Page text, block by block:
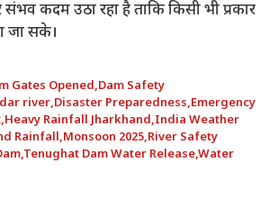
कदम उठा रहा है ताकि किसी भी प्रकार
जा सके।
Gates Opened,Dam Safety
river,Disaster Preparedness,Emergency
,Heavy Rainfall Jharkhand,India Weather
Rainfall,Monsoon 2025,River Safety
,Tenughat Dam Water Release,Water